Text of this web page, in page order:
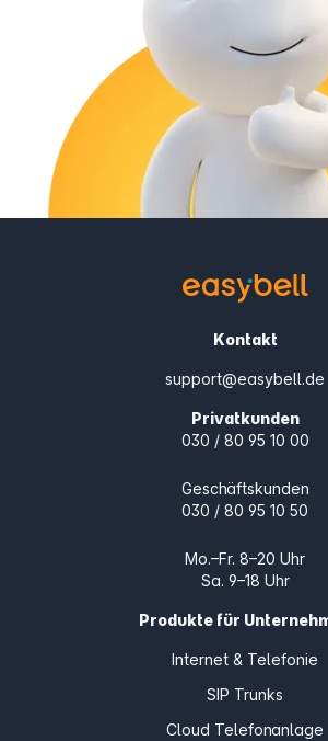
Kontakt
support@easybell.de
Privatkunden
030 / 80 95 10 00
Geschäftskunden
030 / 80 95 10 50
Mo.–Fr. 8–20 Uhr
Sa. 9–18 Uhr
Produkte für
Internet & Telefonie
SIP Trunks
Cloud Telefonanlage